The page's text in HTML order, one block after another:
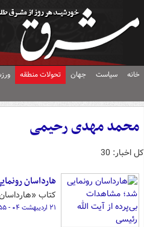
خانه سیاست جهان تحولات منطقه
محمد مهدی رحیمی
کل اخبار: 30
هارداسان
کتاب
۲۱ اردیبهشت ۰۴ - ۱۹:۵۵